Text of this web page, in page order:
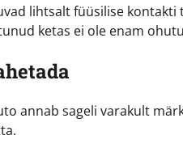
lihtsalt füüsilise kontakti
ketas ei ole enam
annab sageli varakult